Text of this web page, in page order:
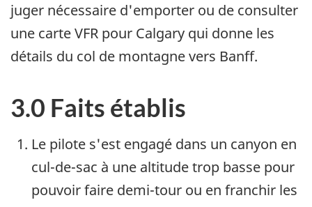
juger nécessaire d'emporter ou de consulter
une carte VFR pour Calgary qui donne les
détails du col de montagne vers Banff.
3.0 Faits établis
Le pilote s'est engagé dans un canyon en
cul-de-sac à une altitude trop basse pour
pouvoir faire demi-tour ou en franchir les